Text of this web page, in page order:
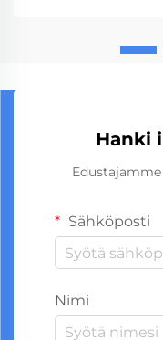
Hanki
Sähköposti
Nimi